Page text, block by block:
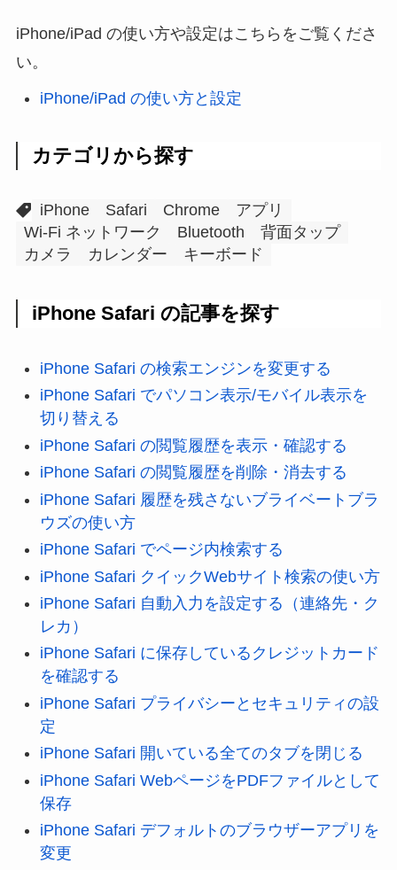
iPhone/iPad の使い方や設定はこちらをご覧くださ
い。
iPhone/iPad の使い方と設定
カテゴリから探す
iPhone Safari Chrome
アプリ
Wi-Fi ネットワーク
Bluetooth
背面タップ
カメラ
カレンダー キーボード
iPhone Safari の記事を探す
iPhone Safari の検索エンジンを変更する
iPhone Safari でパソコン表示/モバイル表示を
切り替える
iPhone Safari の閲覧履歴を表示・確認する
iPhone Safari の閲覧履歴を削除・消去する
iPhone Safari 履歴を残さないブライベートブラ
ウズの使い方
iPhone Safari でページ内検索する
iPhone Safari クイックWebサイト検索の使い方
iPhone Safari 自動入力を設定する（連絡先・ク
レカ）
iPhone Safari に保存しているクレジットカード
を確認する
iPhone Safari プライバシーとセキュリティの設
定
iPhone Safari 開いている全てのタブを閉じる
iPhone Safari WebページをPDFファイルとして
保存
iPhone Safari デフォルトのブラウザーアプリを
変更